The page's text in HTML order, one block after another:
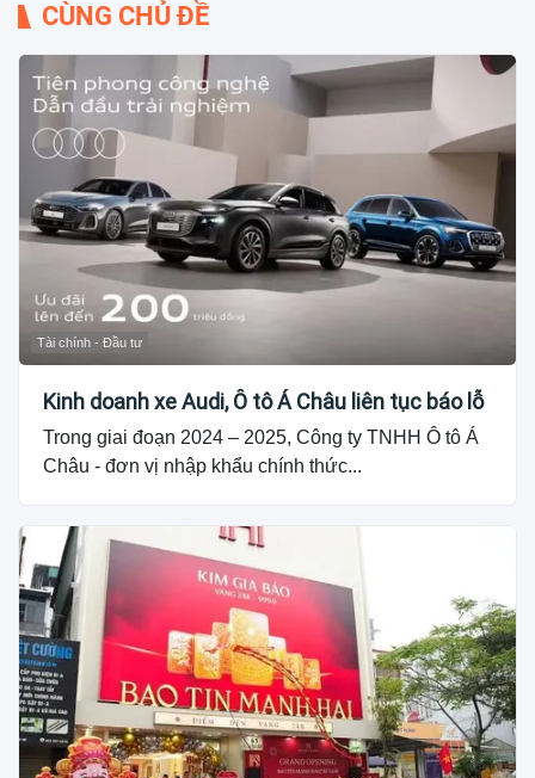
CÙNG CHỦ ĐỀ
Tài chính - Đầu tư
Kinh doanh xe Audi, Ô tô Á Châu liên tục báo lỗ
Trong giai đoạn 2024 – 2025, Công ty TNHH Ô tô Á
Châu - đơn vị nhập khẩu chính thức...